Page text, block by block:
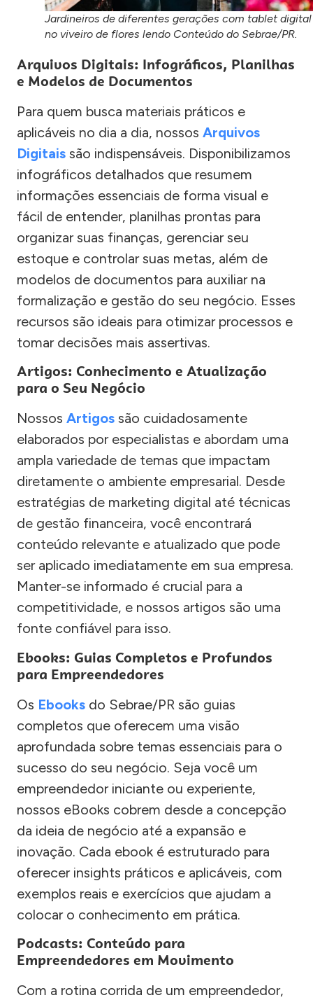
Jardineiros de diferentes gerações com tablet digital
no viveiro de flores lendo Conteúdo do Sebrae/PR.
Arquivos Digitais: Infográficos, Planilhas
e Modelos de Documentos
Para quem busca materiais práticos e
aplicáveis no dia a dia, nossos Arquivos
Digitais são indispensáveis. Disponibilizamos
infográficos detalhados que resumem
informações essenciais de forma visual e
fácil de entender, planilhas prontas para
organizar suas finanças, gerenciar seu
estoque e controlar suas metas, além de
modelos de documentos para auxiliar na
formalização e gestão do seu negócio. Esses
recursos são ideais para otimizar processos e
tomar decisões mais assertivas.
Artigos: Conhecimento e Atualização
para o Seu Negócio
Nossos Artigos são cuidadosamente
elaborados por especialistas e abordam uma
ampla variedade de temas que impactam
diretamente o ambiente empresarial. Desde
estratégias de marketing digital até técnicas
de gestão financeira, você encontrará
conteúdo relevante e atualizado que pode
ser aplicado imediatamente em sua empresa.
Manter-se informado é crucial para a
competitividade, e nossos artigos são uma
fonte confiável para isso.
Ebooks: Guias Completos e Profundos
para Empreendedores
Os Ebooks do Sebrae/PR são guias
completos que oferecem uma visão
aprofundada sobre temas essenciais para o
sucesso do seu negócio. Seja você um
empreendedor iniciante ou experiente,
nossos eBooks cobrem desde a concepção
da ideia de negócio até a expansão e
inovação. Cada ebook é estruturado para
oferecer insights práticos e aplicáveis, com
exemplos reais e exercícios que ajudam a
colocar o conhecimento em prática.
Podcasts: Conteúdo para
Empreendedores em Movimento
Com a rotina corrida de um empreendedor,